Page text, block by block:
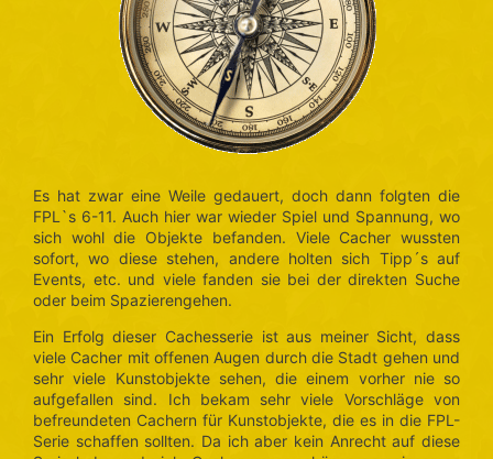
Es hat zwar eine Weile gedauert, doch dann folgten die
FPL`s 6-11. Auch hier war wieder Spiel und Spannung, wo
sich wohl die Objekte befanden. Viele Cacher wussten
sofort, wo diese stehen, andere holten sich Tipp´s auf
Events, etc. und viele fanden sie bei der direkten Suche
oder beim Spazierengehen.
Ein Erfolg dieser Cachesserie ist aus meiner Sicht, dass
viele Cacher mit offenen Augen durch die Stadt gehen und
sehr viele Kunstobjekte sehen, die einem vorher nie so
aufgefallen sind. Ich bekam sehr viele Vorschläge von
befreundeten Cachern für Kunstobjekte, die es in die FPL-
Serie schaffen sollten. Da ich aber kein Anrecht auf diese